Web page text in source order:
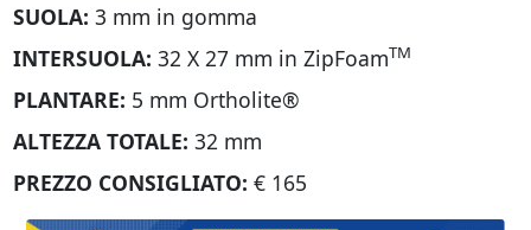
SUOLA: 3 mm in gomma
INTERSUOLA: 32 X 27 mm in ZipFoamTM
PLANTARE: 5 mm Ortholite®
ALTEZZA TOTALE: 32 mm
PREZZO CONSIGLIATO: € 165